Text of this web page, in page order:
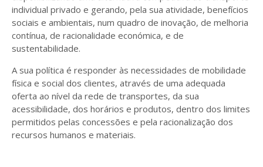
individual privado e gerando, pela sua atividade, benefícios
sociais e ambientais, num quadro de inovação, de melhoria
contínua, de racionalidade económica, e de
sustentabilidade.
A sua política é responder às necessidades de mobilidade
física e social dos clientes, através de uma adequada
oferta ao nível da rede de transportes, da sua
acessibilidade, dos horários e produtos, dentro dos limites
permitidos pelas concessões e pela racionalização dos
recursos humanos e materiais.